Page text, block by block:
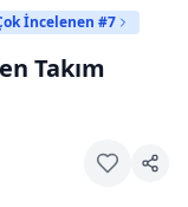
İncelenen #7
Takım